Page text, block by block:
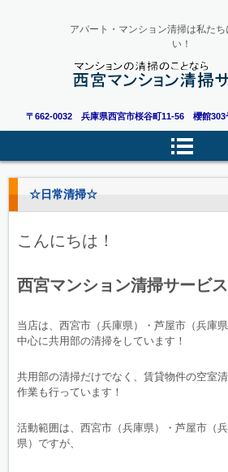
アパート・マンション清掃は私たち
い！
〒662-0032 兵庫県西宮市桜谷町11-56 櫻館303
☆日常清掃☆
こんにちは！
西宮マンション清掃サービス
当店は、西宮市（兵庫県）・芦屋市（兵庫
中心に共用部の清掃をしています！
共用部の清掃だけでなく、賃貸物件の空室
作業も行っています！
活動範囲は、西宮市（兵庫県）・芦屋市（
県）ですが、